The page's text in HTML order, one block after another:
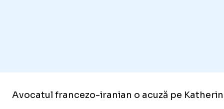
Avocatul francezo-iranian o acuză pe